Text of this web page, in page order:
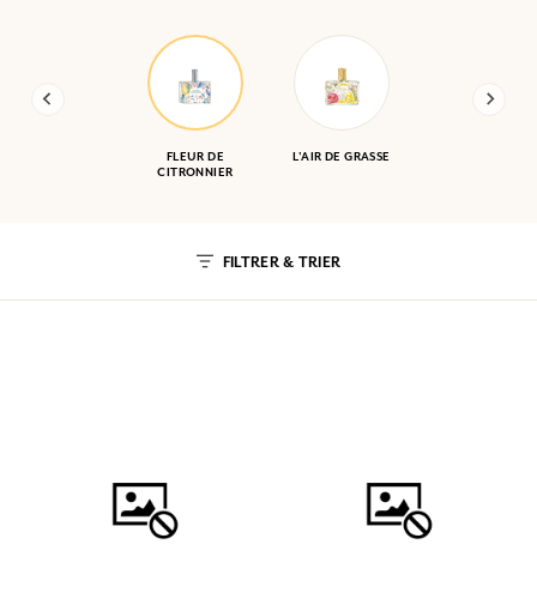
FLEUR DE
CITRONNIER
L'AIR DE GRASSE
FILTRER & TRIER